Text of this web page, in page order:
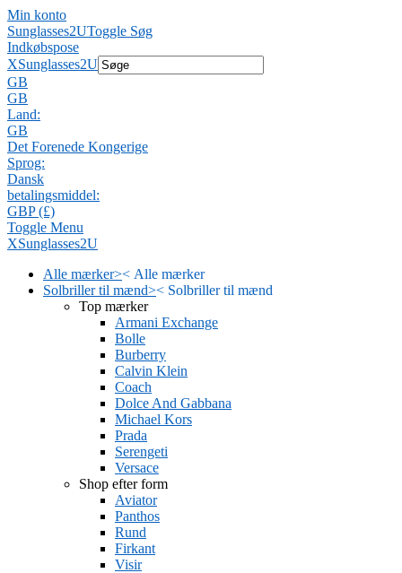
Min konto
Sunglasses2UToggle Søg
Indkøbspose
XSunglasses2U
GB
GB
Land:
GB
Det Forenede Kongerige
Sprog:
Dansk
betalingsmiddel:
GBP (£)
Toggle Menu
XSunglasses2U
Alle mærker>< Alle mærker
Solbriller til mænd>< Solbriller til mænd
Top mærker
Armani Exchange
Bolle
Burberry
Calvin Klein
Coach
Dolce And Gabbana
Michael Kors
Prada
Serengeti
Versace
Shop efter form
Aviator
Panthos
Rund
Firkant
Visir